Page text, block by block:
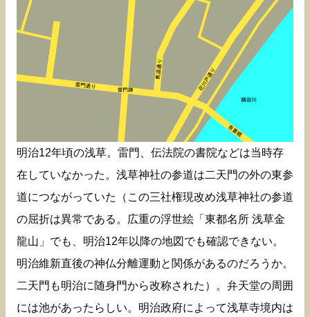
明治12年頃の浅草。雷門、伝法院の書院などは当時存
在していなかった。浅草神社の参道は二天門の外の東参
道につながっていた（この三社権現改め浅草神社の参道
の屈折は異常である。広重の浮世絵「東都名所 浅草金
龍山」でも、明治12年以降の地図でも確認できない。
明治維新直後の神仏分離運動と関係があるのだろうか。
二天門も明治に随身門から改称された）。弁天堂の周囲
には池があったらしい。明治政府によって浅草寺境内は